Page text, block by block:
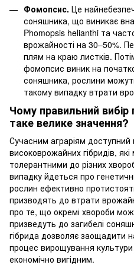
Фомопсис. Це
соняшника, що виникає
Phomopsis helianthi та
врожайності на 30–50%.
плям на краю листків.
фомопсис виник на
соняшника, рослини
такому випадку втрати
Чому правильний
таке велике значення?
Сучасним аграріям доступний
високоврожайних гібридів,
толерантними до різних
випадку йдеться про
рослин ефективно
призводять до втрати
про те, що окремі хвороби
призведуть до загибелі
гібрида дозволяє заощадити
процес вирощування культури
економічно вигідним.